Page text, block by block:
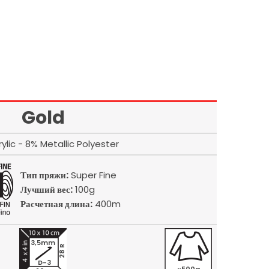
Gold
- 8% Metallic Polyester
Тип пряжи:Super Fine
Лучший вес:100g
Расчетная длина: 400m
28 R
3,5mm
D-3